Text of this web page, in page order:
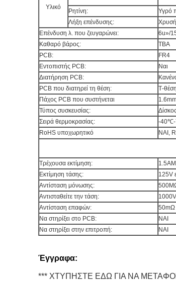
Υλικό
Ρητίνη:
Υγρό
Λήξη επένδυσης:
Επένδυση λ. που ζευγαρώνει:
6u»/
Καθαρό βάρος:
TBA
PCB:
FR4
Εντοπιστής PCB:
Ναι
Διατήρηση PCB:
PCB που διατηρεί τη θέση:
Τ-
Πάχος PCB που συστήνεται
Τύπος συσκευσίας:
Σειρά θερμοκρασίας:
-
RoHS υποχωρητικό
ΝΑΙ,
Τρέχουσα εκτίμηση:
Εκτίμηση τάσης:
125V
Αντίσταση μόνωσης:
Αντισταθείτε την τάση:
Αντίσταση επαφών:
Να στηρίξει στο PCB:
ΝΑΙ
Να στηρίξει στην επιτροπή:
ΝΑΙ
Έγγραφα:
*** ΧΤΥΠΗΣΤΕ ΕΔΩ ΓΙΑ ΝΑ